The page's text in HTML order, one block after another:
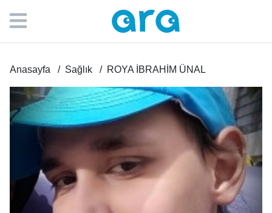
Anasayfa Sağlık ROYA İBRAHİM ÜNAL